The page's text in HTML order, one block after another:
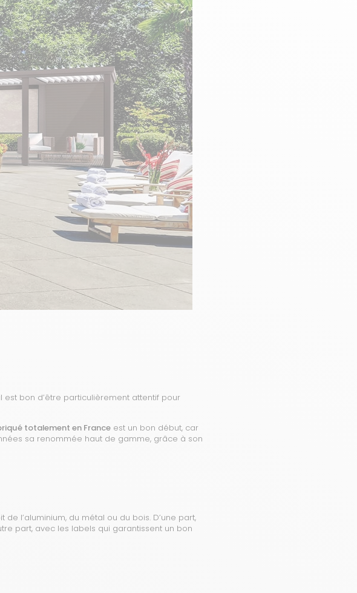
bon d’être particulièrement attentif pour
totalement en Franceest un bon début, car
sa renommée haut de gamme, grâce à son
de l’aluminium, du métal ou du bois. D’une part,
part, avec les labels qui garantissent un bon